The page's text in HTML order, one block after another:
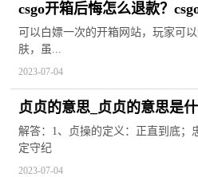
csgo开箱后悔怎么退款？
刀？
可以白嫖一次的开箱网站，玩家可
肤，虽...
2023-07-04
贞贞的意思_贞贞的意思是
解答：1、贞操的定义：正直到底；
定守纪
2023-07-04